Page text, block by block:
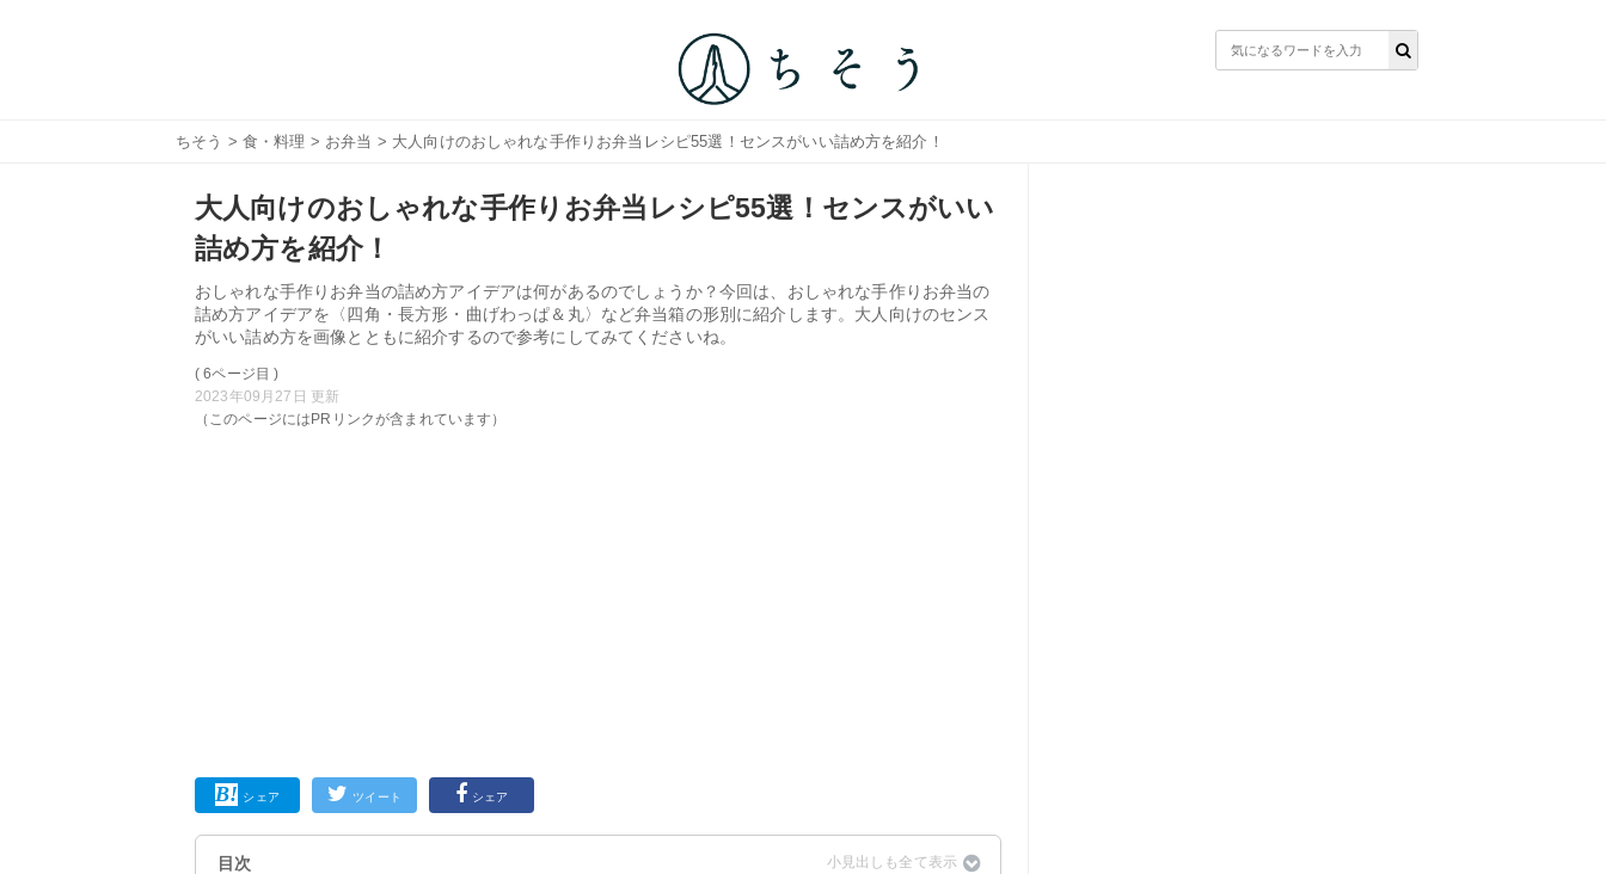
ちそう > 食・料理 > お弁当 > 大人向けのおしゃれな手作りお弁当レシピ55選！センスがいい詰め方を紹介！
大人向けのおしゃれな手作りお弁当レシピ55選！センスがいい
詰め方を紹介！
おしゃれな手作りお弁当の詰め方アイデアは何があるのでしょうか？今回は、おしゃれな手作りお弁当の
詰め方アイデアを〈四角・長方形・曲げわっぱ＆丸〉など弁当箱の形別に紹介します。大人向けのセンス
がいい詰め方を画像とともに紹介するので参考にしてみてくださいね。
( 6ページ目 )
2023年09月27日 更新
（このページにはPRリンクが含まれています）
シェア ツイート シェア
目次